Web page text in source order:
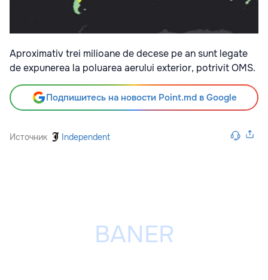
Aproximativ trei milioane de decese pe an sunt legate
de expunerea la poluarea aerului exterior, potrivit OMS.
Подпишитесь на новости Point.md в Google
Источник Independent